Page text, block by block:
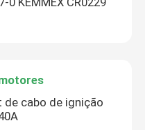
de cabo de ignição